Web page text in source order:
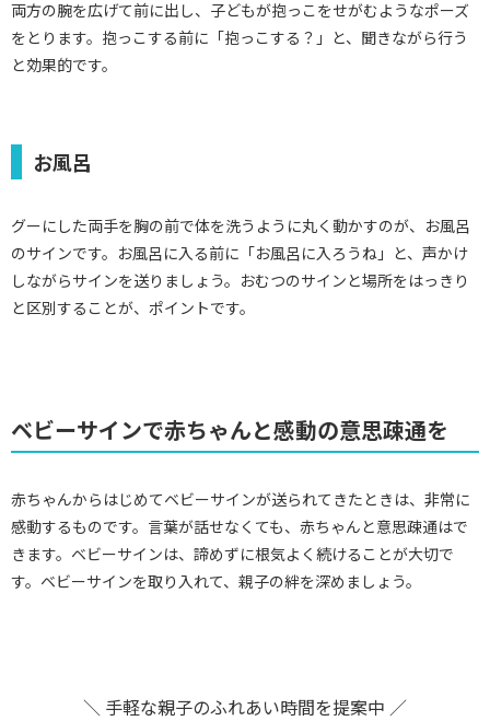
両方の腕を広げて前に出し、子どもが抱っこをせがむようなポーズ
をとります。抱っこする前に「抱っこする？」と、聞きながら行う
と効果的です。
お風呂
グーにした両手を胸の前で体を洗うように丸く動かすのが、お風呂
のサインです。お風呂に入る前に「お風呂に入ろうね」と、声かけ
しながらサインを送りましょう。おむつのサインと場所をはっきり
と区別することが、ポイントです。
ベビーサインで赤ちゃんと感動の意思疎通を
赤ちゃんからはじめてベビーサインが送られてきたときは、非常に
感動するものです。言葉が話せなくても、赤ちゃんと意思疎通はで
きます。ベビーサインは、諦めずに根気よく続けることが大切で
す。ベビーサインを取り入れて、親子の絆を深めましょう。
＼ 手軽な親子のふれあい時間を提案中 ／